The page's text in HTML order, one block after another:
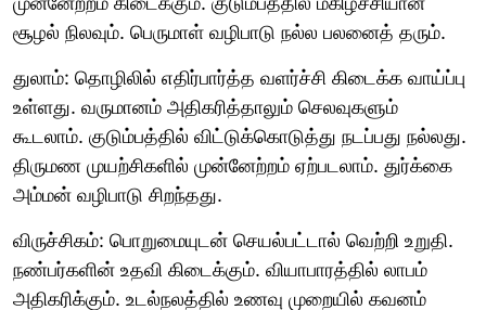
சூழல் நிலவும். பெருமாள் வழிபாடு நல்ல பலனைத் தரும்.
துலாம்: தொழிலில் எதிர்பார்த்த வளர்ச்சி கிடைக்க வாய்ப்பு
உள்ளது. வருமானம் அதிகரித்தாலும் செலவுகளும்
கூடலாம். குடும்பத்தில் விட்டுக்கொடுத்து நடப்பது நல்லது.
திருமண முயற்சிகளில் முன்னேற்றம் ஏற்படலாம். துர்க்கை
அம்மன் வழிபாடு சிறந்தது.
விருச்சிகம்: பொறுமையுடன் செயல்பட்டால் வெற்றி உறுதி.
நண்பர்களின் உதவி கிடைக்கும். வியாபாரத்தில் லாபம்
அதிகரிக்கும். உடல்நலத்தில் உணவு முறையில் கவனம்